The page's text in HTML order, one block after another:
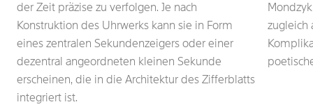
der Zeit präzise zu verfolgen. Je nach
Konstruktion des Uhrwerks kann sie in Form
eines zentralen Sekundenzeigers oder einer
dezentral angeordneten kleinen Sekunde
erscheinen, die in die Architektur des Zifferblatts
integriert ist.
zugleich